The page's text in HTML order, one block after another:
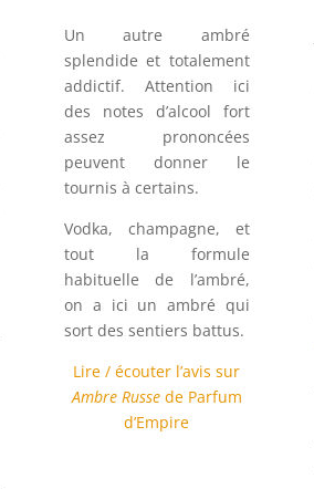
Un autre ambré
splendide et totalement
addictif. Attention ici
des notes d’alcool fort
assez prononcées
peuvent donner le
tournis à certains.
Vodka, champagne, et
tout la formule
habituelle de l’ambré,
on a ici un ambré qui
sort des sentiers battus.
Lire / écouter l’avis sur
Ambre Russede Parfum
d’Empire